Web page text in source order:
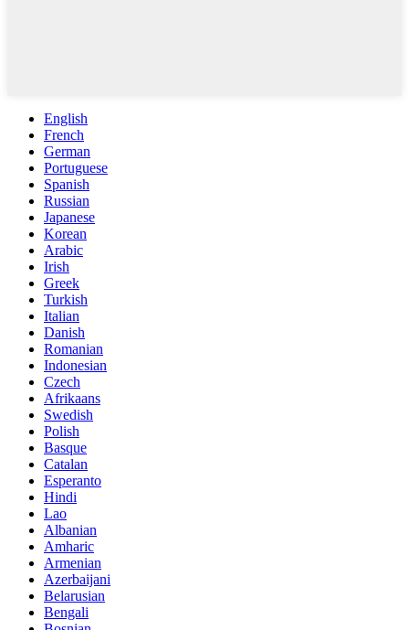
English
French
German
Portuguese
Spanish
Russian
Japanese
Korean
Arabic
Irish
Greek
Turkish
Italian
Danish
Romanian
Indonesian
Czech
Afrikaans
Swedish
Polish
Basque
Catalan
Esperanto
Hindi
Lao
Albanian
Amharic
Armenian
Azerbaijani
Belarusian
Bengali